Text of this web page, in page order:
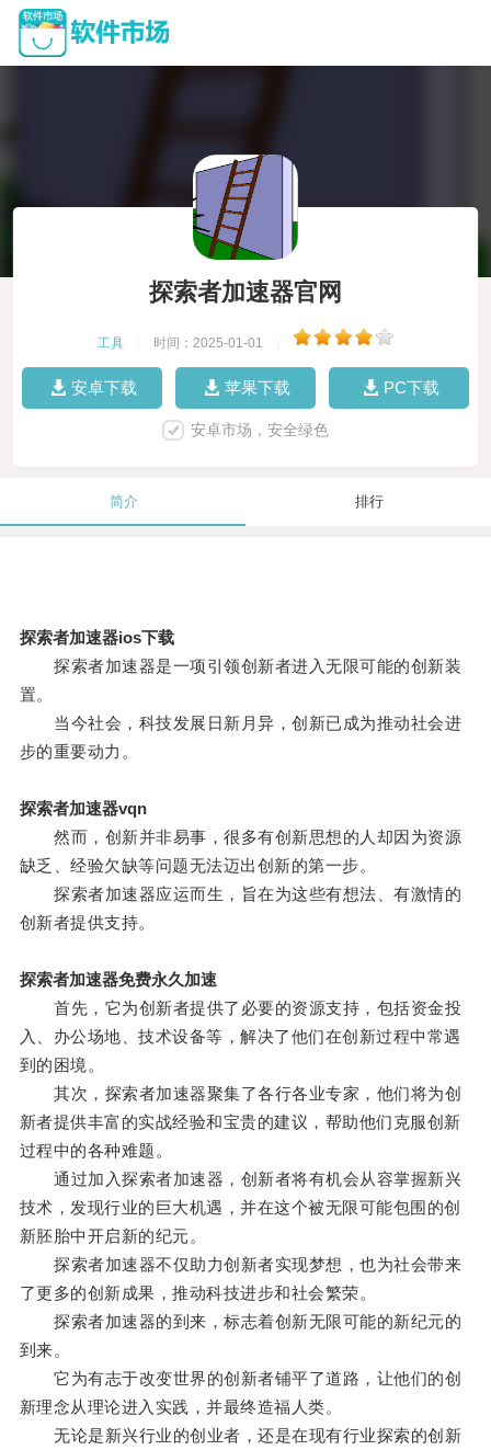
探索者加速器官网
工具 时间：2025-01-01
安卓下载 苹果下载 PC下载
安卓市场，安全绿色
简介 排行
探索者加速器ios下载
探索者加速器是一项引领创新者进入无限可能的创新装
置。
当今社会，科技发展日新月异，创新已成为推动社会进
步的重要动力。
探索者加速器vqn
然而，创新并非易事，很多有创新思想的人却因为资源
缺乏、经验欠缺等问题无法迈出创新的第一步。
探索者加速器应运而生，旨在为这些有想法、有激情的
创新者提供支持。
探索者加速器免费永久加速
首先，它为创新者提供了必要的资源支持，包括资金投
入、办公场地、技术设备等，解决了他们在创新过程中常遇
到的困境。
其次，探索者加速器聚集了各行各业专家，他们将为创
新者提供丰富的实战经验和宝贵的建议，帮助他们克服创新
过程中的各种难题。
通过加入探索者加速器，创新者将有机会从容掌握新兴
技术，发现行业的巨大机遇，并在这个被无限可能包围的创
新胚胎中开启新的纪元。
探索者加速器不仅助力创新者实现梦想，也为社会带来
了更多的创新成果，推动科技进步和社会繁荣。
探索者加速器的到来，标志着创新无限可能的新纪元的
到来。
它为有志于改变世界的创新者铺平了道路，让他们的创
新理念从理论进入实践，并最终造福人类。
无论是新兴行业的创业者，还是在现有行业探索的创新